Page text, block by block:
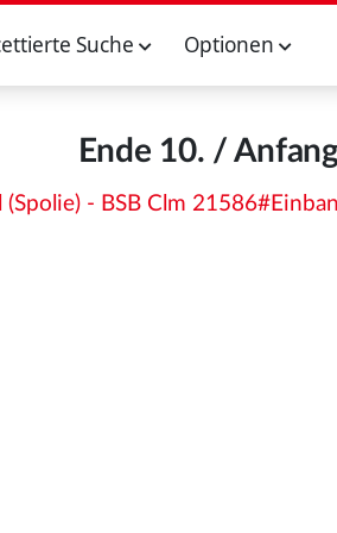
Suche Optionen
Ende 10. /
- BSB Clm